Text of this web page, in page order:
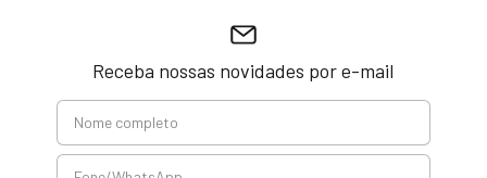
Receba nossas novidades por e-mail